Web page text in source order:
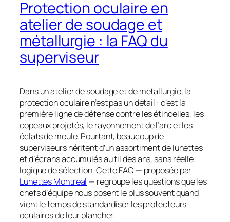
Protection oculaire en
atelier de soudage et
métallurgie : la FAQ du
superviseur
Dans un atelier de soudage et de métallurgie, la
protection oculaire n’est pas un détail : c’est la
première ligne de défense contre les étincelles, les
copeaux projetés, le rayonnement de l’arc et les
éclats de meule. Pourtant, beaucoup de
superviseurs héritent d’un assortiment de lunettes
et d’écrans accumulés au fil des ans, sans réelle
logique de sélection. Cette FAQ — proposée par
Lunettes Montréal — regroupe les questions que les
chefs d’équipe nous posent le plus souvent quand
vient le temps de standardiser les protecteurs
oculaires de leur plancher.